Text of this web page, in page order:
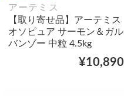
アーテミス
【取り寄せ品】アーテミス
オソピュア サーモン＆ガル
バンゾー 中粒 4.5kg
¥10,890